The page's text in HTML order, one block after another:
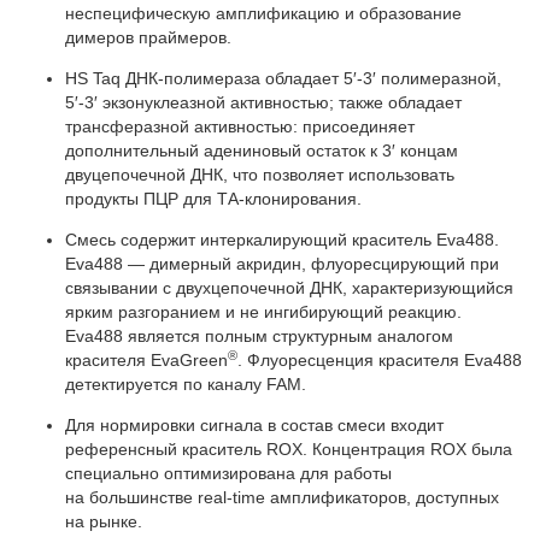
неспецифическую амплификацию и образование
димеров праймеров.
HS Taq ДНК-полимераза обладает 5′-3′ полимеразной,
5′-3′ экзонуклеазной активностью; также обладает
трансферазной активностью: присоединяет
дополнительный адениновый остаток к 3′ концам
двуцепочечной ДНК, что позволяет использовать
продукты ПЦР для ТА-клонирования.
Смесь содержит интеркалирующий краситель Eva488.
Eva488 — димерный акридин, флуоресцирующий при
связывании с двухцепочечной ДНК, характеризующийся
ярким разгоранием и не ингибирующий реакцию.
Eva488 является полным структурным аналогом
красителя EvaGreen®
. Флуоресценция красителя Eva488
детектируется по каналу FAM.
Для нормировки сигнала в состав смеси входит
референсный краситель ROX. Концентрация ROX была
специально оптимизирована для работы
на большинстве real-time амплификаторов, доступных
на рынке.